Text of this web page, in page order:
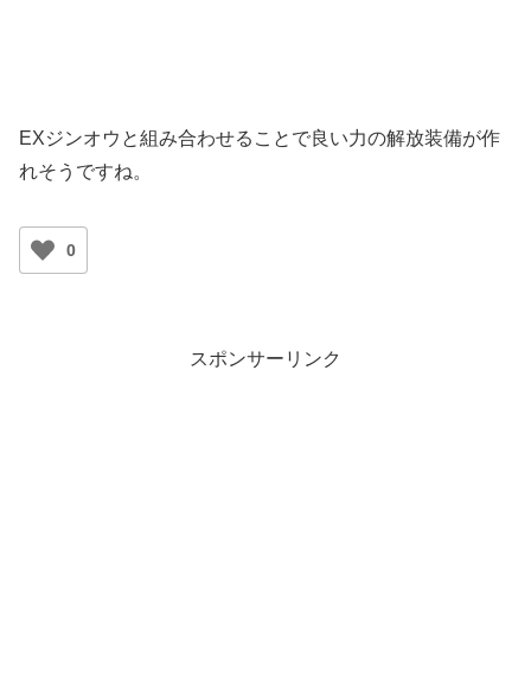
EXジンオウと組み合わせることで良い力の解放装備が作
れそうですね。
0
スポンサーリンク